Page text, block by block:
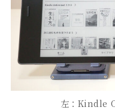
左：Kindle